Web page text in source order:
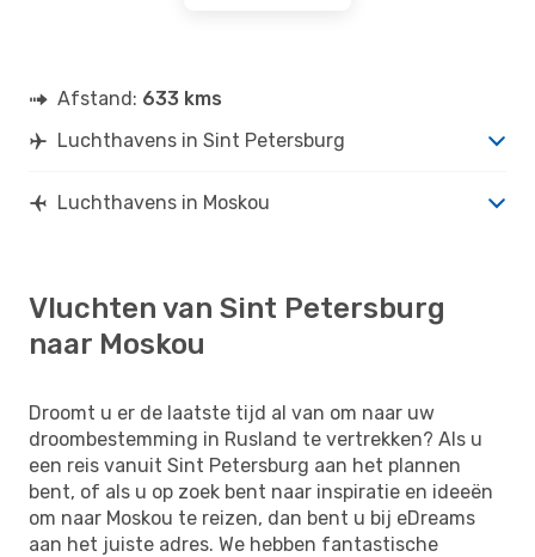
Afstand: 633 kms
Luchthavens in Sint Petersburg
Luchthavens in Moskou
Vluchten van Sint Petersburg
naar Moskou
Droomt u er de laatste tijd al van om naar uw
droombestemming in Rusland te vertrekken? Als u
een reis vanuit Sint Petersburg aan het plannen
bent, of als u op zoek bent naar inspiratie en ideeën
om naar Moskou te reizen, dan bent u bij eDreams
aan het juiste adres. We hebben fantastische